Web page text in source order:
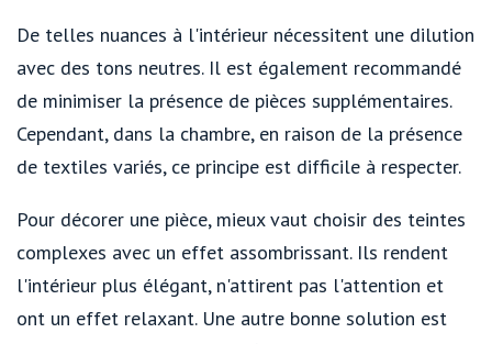
De telles nuances à l'intérieur nécessitent une dilution
avec des tons neutres. Il est également recommandé
de minimiser la présence de pièces supplémentaires.
Cependant, dans la chambre, en raison de la présence
de textiles variés, ce principe est difficile à respecter.
Pour décorer une pièce, mieux vaut choisir des teintes
complexes avec un effet assombrissant. Ils rendent
l'intérieur plus élégant, n'attirent pas l'attention et
ont un effet relaxant. Une autre bonne solution est